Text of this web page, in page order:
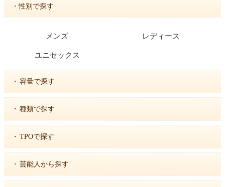
・性別で探す
メンズ レディース
ユニセックス
・ 容量で探す
・ 種類で探す
・ TPOで探す
・ 芸能人から探す